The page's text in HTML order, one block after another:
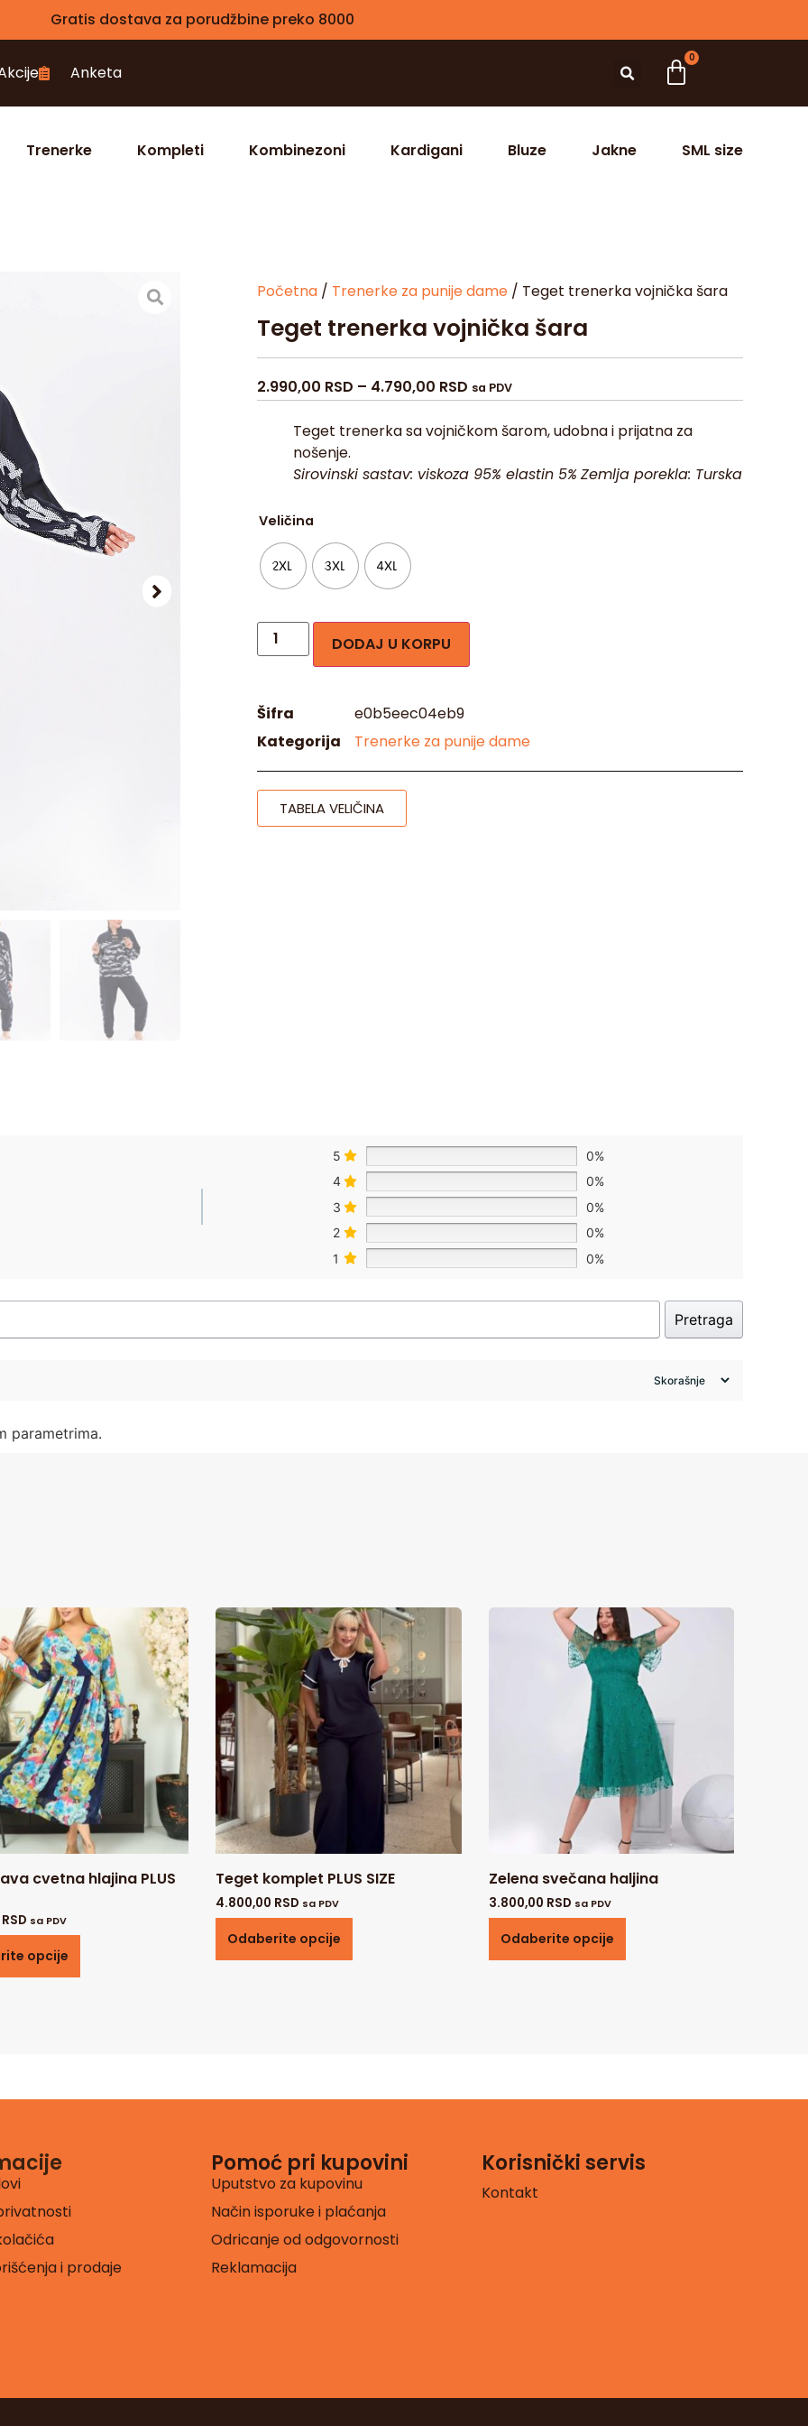
Gratis dostava za porudžbine preko 8000
Anketa
0
Trenerke Kompleti Kombinezoni Kardigani Bluze Jakne SML size
Početna/ Trenerke za punije dame/ Teget trenerka vojnička šara
Teget trenerka vojnička šara
2.990,00 RSD – 4.790,00 RSD sa PDV
Teget trenerka sa vojničkom šarom, udobna i prijatna za
nošenje.
Sirovinski sastav: viskoza 95% elastin 5%Zemlja porekla: Turska
Veličina
2XL 3XL 4XL
DODAJ U KORPU
Šifra
e0b5eec04eb9
Kategorija
Trenerke za punije dame
TABELA VELIČINA
5
0%
4
0%
3
0%
2
0%
1
0%
Pretraga
parametrima.
cvetna hlajina PLUS
RSD sa PDV
opcije
Teget komplet PLUS SIZE
4.800,00 RSD sa PDV
Odaberite opcije
Zelena svečana haljina
3.800,00 RSD sa PDV
Odaberite opcije
i prodaje
Pomoć pri kupovini
Uputstvo za kupovinu
Način isporuke i plaćanja
Odricanje od odgovornosti
Reklamacija
Korisnički servis
Kontakt